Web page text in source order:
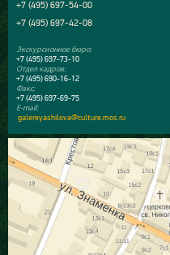
+7 (495) 697-54-00
+7 (495) 697-42-08
Экскурсионное бюро:
+7 (495) 697-73-10
Отдел кадров:
+7 (495) 690-16-12
Факс:
+7 (495) 697-69-75
E-mail:
galereyashilova@culture.mos.ru